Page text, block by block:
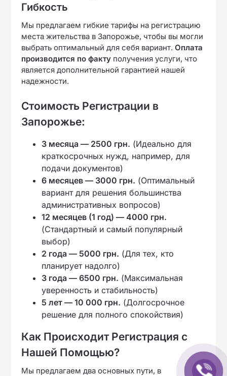
Гибкость
Мы предлагаем гибкие тарифы на регистрацию
места жительства в Запорожье, чтобы вы могли
выбрать оптимальный для себя вариант.Оплата
производится по факту получения услуги, что
является дополнительной гарантией нашей
надежности.
Стоимость Регистрации в
Запорожье:
3 месяца — 2500 грн. (Идеально для
краткосрочных нужд, например, для
подачи документов)
6 месяцев — 3000 грн. (Оптимальный
вариант для решения большинства
административных вопросов)
12 месяцев (1 год) — 4000 грн.
(Стандартный и самый популярный
выбор)
2 года — 5000 грн. (Для тех, кто
планирует надолго)
3 года — 6500 грн. (Максимальная
уверенность и стабильность)
5 лет — 10 000 грн. (Долгосрочное
решение для полного спокойствия)
Как Происходит Регистрация с
Нашей Помощью?
Мы предлагаем два основных пути, в